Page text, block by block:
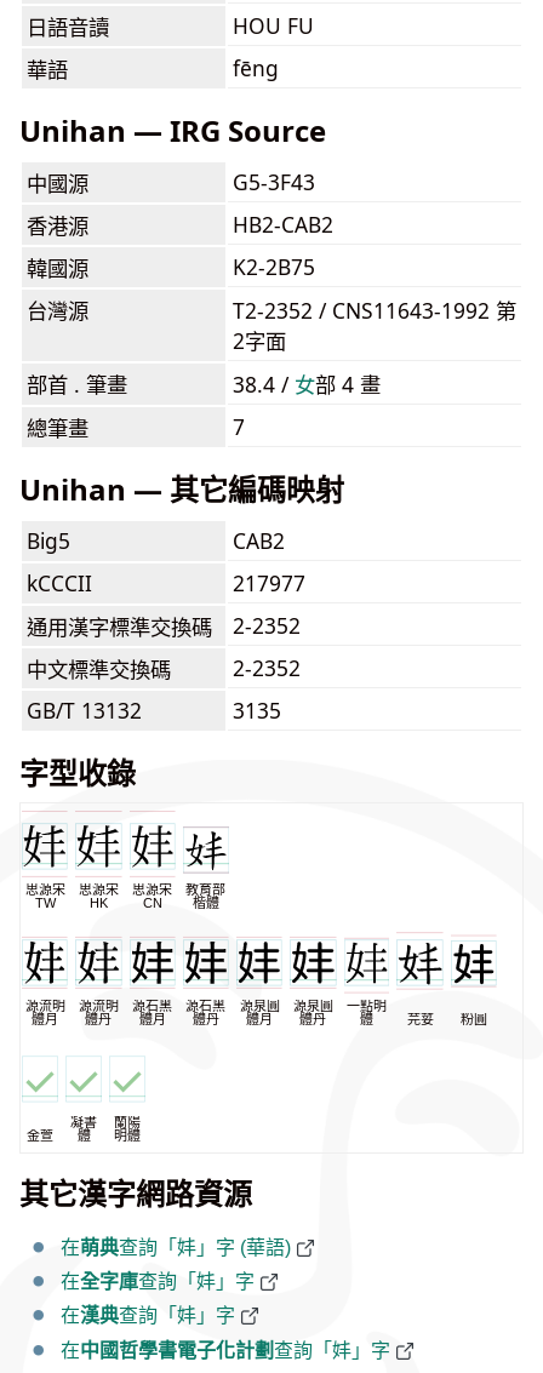
日語音讀
HOU FU
華語
fēng
Unihan — IRG Source
中國源
G5-3F43
香港源
HB2-CAB2
韓國源
K2-2B75
台灣源
T2-2352 / CNS11643-1992 第
2字面
部首 . 筆畫
38.4 / ⼥部 4 畫
總筆畫
7
Unihan — 其它編碼映射
Big5
CAB2
kCCCII
217977
通用漢字標準交換碼
2-2352
中文標準交換碼
2-2352
GB/T 13132
3135
字型收錄
思源宋
TW
思源宋
HK
思源宋
CN
教育部
楷體
源流明
體月
源流明
體丹
源石黑
體月
源石黑
體丹
源泉圓
體月
源泉圓
體丹
一點明
體
芫荽 粉圓
金萱
凝書
體
蘭陽
明體
其它漢字網路資源
在萌典查詢「妦」字 (華語)
在全字庫查詢「妦」字
在漢典查詢「妦」字
在中國哲學書電子化計劃查詢「妦」字